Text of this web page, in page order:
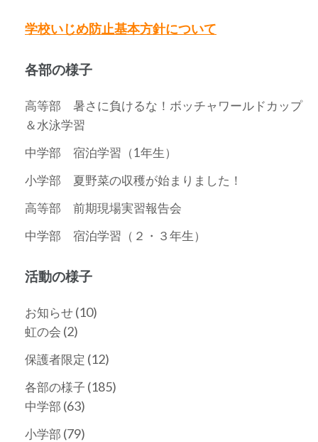
学校いじめ防止基本方針について
各部の様子
高等部 暑さに負けるな！ボッチャワールドカップ
＆水泳学習
中学部 宿泊学習（1年生）
小学部 夏野菜の収穫が始まりました！
高等部 前期現場実習報告会
中学部 宿泊学習（２・３年生）
活動の様子
お知らせ(10)
虹の会 (2)
保護者限定 (12)
各部の様子 (185)
中学部 (63)
小学部 (79)